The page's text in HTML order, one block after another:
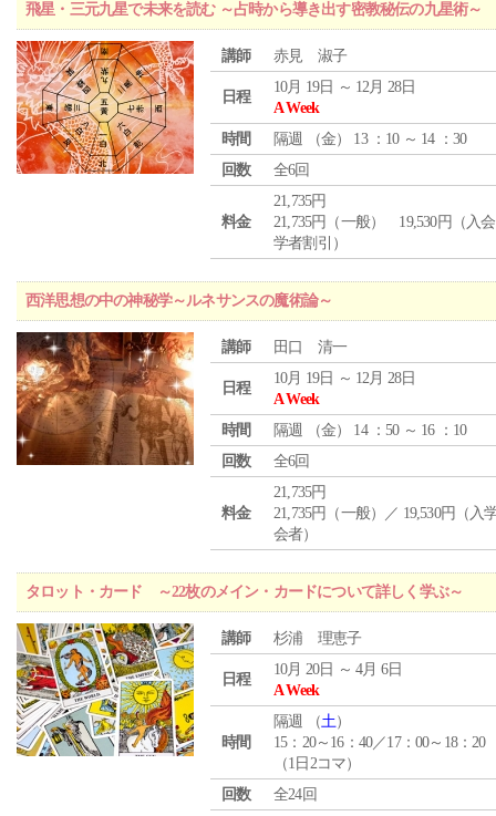
飛星・三元九星で未来を読む ～占時から導き出す密教秘伝の九星術～
講師 赤見 淑子
日程
10月 19日 ～ 12月 28日
A Week
時間
隔週 （金） 13 ：10 ～ 14 ：30
回数
全6回
料金
21,735円
21,735円（一般） 19,530円（入
学者割引）
西洋思想の中の神秘学～ルネサンスの魔術論～
講師 田口 清一
日程
10月 19日 ～ 12月 28日
A Week
時間
隔週 （金） 14 ：50 ～ 16 ：10
回数
全6回
料金
21,735円
21,735円（一般）／ 19,530円（入
会者）
タロット・カード ～22枚のメイン・カードについて詳しく学ぶ～
講師 杉浦 理恵子
日程
10月 20日 ～ 4月 6日
A Week
時間
隔週 （土）
15：20～16：40／17：00～18：20
（1日2コマ）
回数
全24回